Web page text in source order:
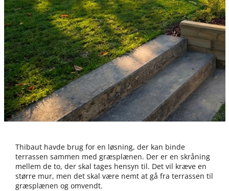
Thibaut havde brug for en løsning, der kan binde
terrassen sammen med græsplænen. Der er en skråning
mellem de to, der skal tages hensyn til. Det vil kræve en
større mur, men det skal være nemt at gå fra terrassen til
græsplænen og omvendt.